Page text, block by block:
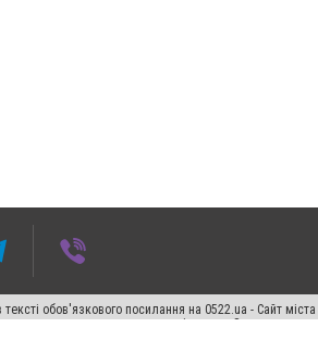
обов'язкового посилання на 0522.ua - Сайт
виняткових прав переслідується Законом.